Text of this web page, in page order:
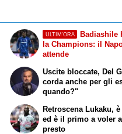
ULTIM'ORA
Badiashile
la Champions: il
attende
Uscite bloccate, Del
corda anche per gli
quando?"
Retroscena Lukaku,
ed è il primo a voler
presto